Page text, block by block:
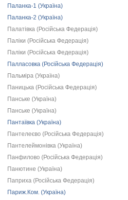
Паланка-1 (Україна)
Паланка-2 (Україна)
Палатівка (Російська Федерація)
Паліки (Російська Федерація)
Паліки (Російська Федерація)
Палласовка (Російська Федерація)
Пальміра (Україна)
Паницька (Російська Федерація)
Панське (Україна)
Панське (Україна)
Пантаївка (Україна)
Пантелеєво (Російська Федерація)
Пантелеймонівка (Україна)
Панфилово (Російська Федерація)
Панютине (Україна)
Паприха (Російська Федерація)
Париж.Ком. (Україна)